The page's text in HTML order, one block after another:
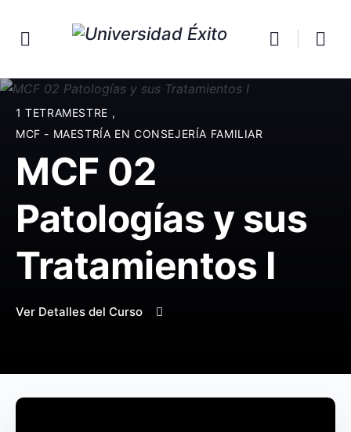
1 TETRAMESTRE ,
MCF - MAESTRÍA EN CONSEJERÍA FAMILIAR
MCF 02
Patologías y sus
Tratamientos I
Ver Detalles del Curso